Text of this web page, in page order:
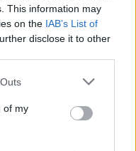
This information may
on the IAB’s List of
disclose it to other
of my
το ΝΒΑ Europe με τη